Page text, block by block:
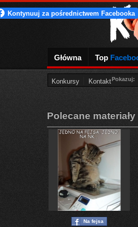
Główna Top
Konkursy KontaktPokazuj:
Polecane materiały
Na fejsa